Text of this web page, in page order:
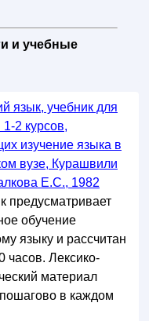
и учебные
язык, учебник для
1-2 курсов,
изучение языка в
вузе, Курашвили
Е.С., 1982
предусматривает
обучение
языку и рассчитан
часов. Лексико-
материал
в каждом